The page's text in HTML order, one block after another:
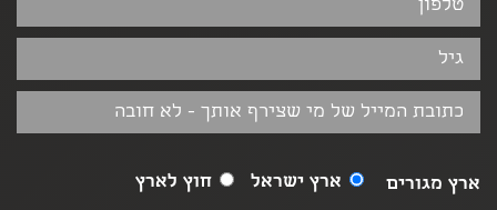
ארץ מגורים ארץ ישראל חוץ לארץ